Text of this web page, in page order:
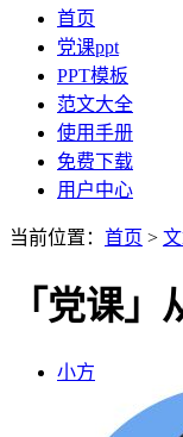
首页
党课ppt
PPT模板
范文大全
使用手册
免费下载
用户中心
当前位置： 首页 >
「党课
小方